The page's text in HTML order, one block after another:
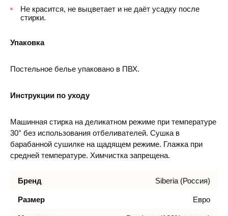
Не красится, не выцветает и не даёт усадку после
стирки.
Упаковка
Постельное белье упаковано в ПВХ.
Инструкции по уходу
Машинная стирка на деликатном режиме при температуре
30° без использования отбеливателей. Сушка в
барабанной сушилке на щадящем режиме. Глажка при
средней температуре. Химчистка запрещена.
Бренд Siberia (Россия)
Размер Евро